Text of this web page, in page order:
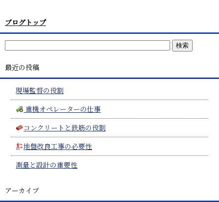
ブログトップ
最近の投稿
現場監督の役割
重機オペレーターの仕事
コンクリートと鉄筋の役割
地盤改良工事の必要性
測量と設計の重要性
アーカイブ